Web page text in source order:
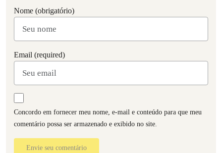
Nome (obrigatório)
Email (required)
Concordo em fornecer meu nome, e-mail e conteúdo para que meu
comentário possa ser armazenado e exibido no site.
Envie seu comentário